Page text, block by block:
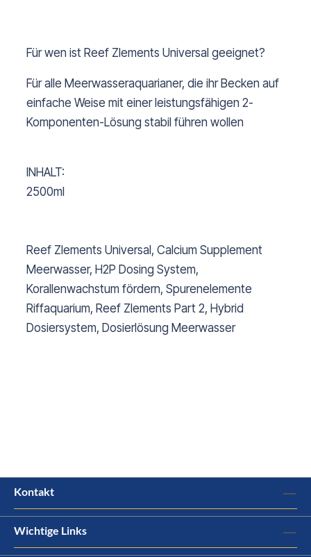
Für wen ist Reef Zlements Universal geeignet?
Für alle Meerwasseraquarianer, die ihr Becken auf
einfache Weise mit einer leistungsfähigen 2-
Komponenten-Lösung stabil führen wollen
INHALT:
2500ml
Reef Zlements Universal, Calcium Supplement
Meerwasser, H2P Dosing System,
Korallenwachstum fördern, Spurenelemente
Riffaquarium, Reef Zlements Part 2, Hybrid
Dosiersystem, Dosierlösung Meerwasser
Kontakt
Wichtige Links